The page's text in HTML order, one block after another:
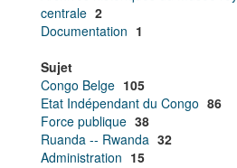
centrale 2
Documentation 1
Sujet
Congo Belge 105
Etat Indépendant du Congo 86
Force publique 38
Ruanda -- Rwanda 32
Administration 15